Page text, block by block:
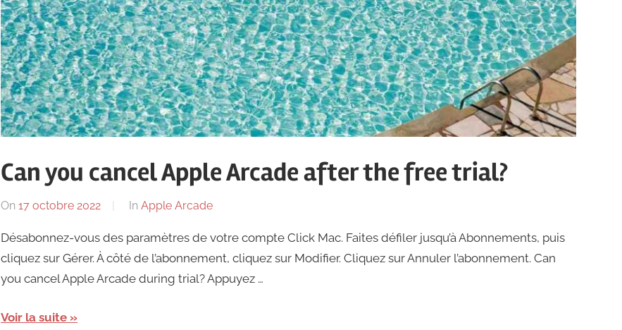
Can you cancel Apple Arcade after the free trial?
On 17 octobre 2022 By
In Apple Arcade
Désabonnez-vous des paramètres de votre compte Click Mac. Faites défiler jusqu’à Abonnements, puis
cliquez sur Gérer. À côté de l’abonnement, cliquez sur Modifier. Cliquez sur Annuler l’abonnement. Can
you cancel Apple Arcade during trial? Appuyez …
Voir la suite